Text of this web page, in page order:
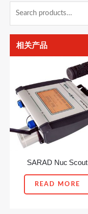
相关产品
SARAD Nuc Scout
READ MORE